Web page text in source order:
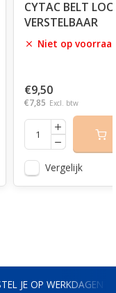
CYTAC BELT
VERSTELBAAR
Niet op
€9,50
€7,85 Excl. btw
Vergelijk
JE OP WERKDAGEN